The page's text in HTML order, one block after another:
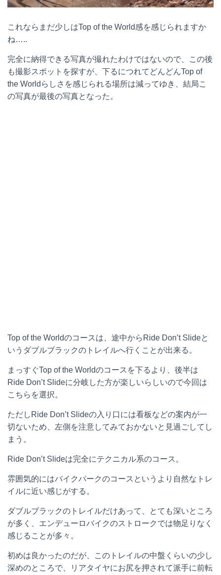
これならまだ少しはTop of the World感を感じられますか
ね…..
完全に納得できる写真が撮れたわけではないので、この後
も撮影スポットを探すが、下るにつれてどんどんTop of
the Worldらしさを感じられる場所は減ってゆき、結局こ
の写真が最後の写真となった。
Top of the Worldのコースは、途中からRide Don’t Slideと
いうダブルブラックのトレイルへ行くことが出来る。
まっすぐTop of the Worldのコースを下るより、後半は
Ride Don’t Slideに分岐した方が楽しいらしいので今回は
こちらを選択。
ただしRide Don’t Slideの入り口には看板などの案内が一
切ないため、左側を注意してみておかないと見過ごしてし
まう。
Ride Don’t Slideは完全にテクニカル系のコース。
雰囲気的にはバイクパークのコースというより自然なトレ
イルに近い感じがする。
ダブルブラックのトレイルだけあって、とても深いところ
が多く、エンデューロバイクのストロークでは物足りなく
感じることが多々。
初めは良かったのだが、このトレイルの中盤くらいの少し
深めのところで、リアタイヤにお尻を押されて派手に前転